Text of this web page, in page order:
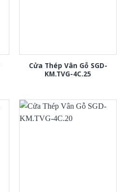
Cửa Thép Vân Gỗ SGD-
KM.TVG-4C.25